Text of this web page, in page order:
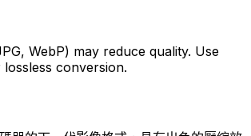
WebP) may reduce quality. Use
conversion.